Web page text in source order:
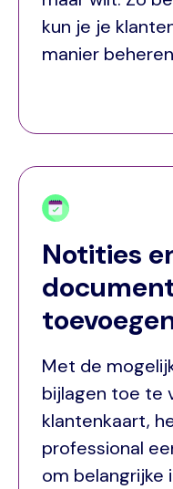
kun je je
manier
Notities
Met de
bijlagen toe te
klantenkaart,
professional
om belangrijke